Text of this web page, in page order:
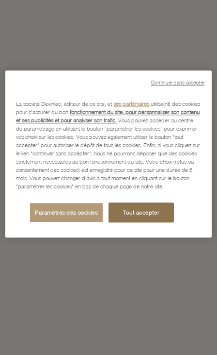
La société Devinlec, éditeur de ce site, etses partenairesutilise(nt) des cookies
pour s'assurer du bonfonctionnement du site, pour personnaliser son contenu
et ses publicités et pour analyser son trafic. Vous pouvez accéder au centre
de paramétrage en utilisant le bouton “paramétrer les cookies” pour exprimer
vos choix sur les cookies. Vous pouvez également utiliser le bouton "tout
accepter" pour autoriser le dépôt de tous les cookies. Enfin, si vous cliquez sur
le lien "continuer sans accepter", nous ne pourrons déposer que des cookies
strictement nécessaires au bon fonctionnement du site. Votre choix (refus ou
consentement des cookies) est enregistré pour ce site pour une durée de 6
mois. Vous pouvez changer d'avis à tout moment en cliquant sur le bouton
"paramétrer les cookies" en bas de chaque page de notre site.
Paramètres des cookies Tout accepter
Continuer sans accepter